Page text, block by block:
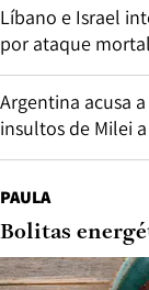
Líbano e Israel
por ataque
Argentina acusa
insultos de Milei
PAULA
Bolitas